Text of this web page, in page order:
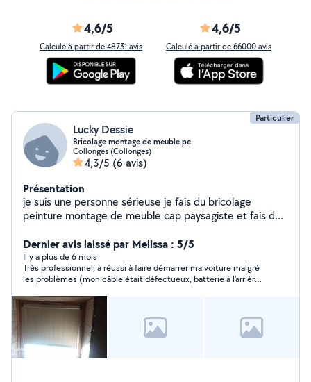
4,6/5
Calculé à partir de 48731 avis
4,6/5
Calculé à partir de 66000 avis
Particulier
Lucky Dessie
Bricolage montage de meuble pe
Collonges (Collonges)
4,3/5 (6 avis)
Présentation
je suis une personne sérieuse je fais du bricolage
peinture montage de meuble cap paysagiste et fais de
Dernier avis laissé par Melissa : 5/5
Il y a plus de 6 mois
Très professionnel, à réussi à faire démarrer ma voiture malgré
les problèmes (mon câble était défectueux, batterie à l'arrière,